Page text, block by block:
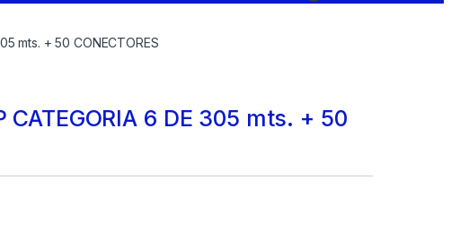
mts. + 50 CONECTORES
CATEGORIA 6 DE 305 mts. + 50